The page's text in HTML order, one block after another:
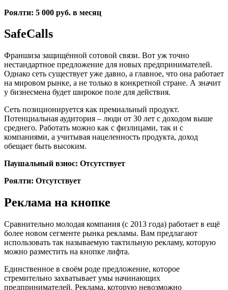
Роялти: 5 000 руб. в месяц
SafeCalls
Франшиза защищённой сотовой связи. Вот уж точно
нестандартное предложение для новых предпринимателей.
Однако сеть существует уже давно, а главное, что она работает
на мировом рынке, а не только в конкретной стране. А значит
у бизнесмена будет широкое поле для действия.
Сеть позиционируется как премиальный продукт.
Потенциальная аудитория – люди от 30 лет с доходом выше
среднего. Работать можно как с физлицами, так и с
компаниями, а учитывая нацеленность продукта, доход
обещает быть высоким.
Паушальный взнос: Отсутствует
Роялти: Отсутствует
Реклама на кнопке
Сравнительно молодая компания (с 2013 года) работает в ещё
более новом сегменте рынка рекламы. Вам предлагают
использовать так называемую тактильную рекламу, которую
можно разместить на кнопке лифта.
Единственное в своём роде предложение, которое
стремительно захватывает умы начинающих
предпринимателей. Реклама, которую невозможно